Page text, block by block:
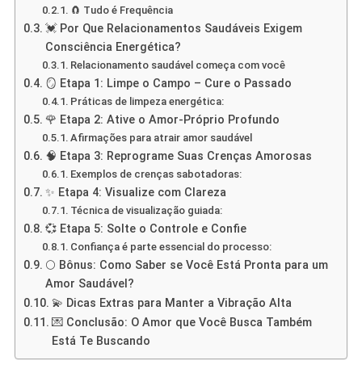
🧲 Tudo é Frequência
💓 Por Que Relacionamentos Saudáveis Exigem
Consciência Energética?
Relacionamento saudável começa com você
🪞 Etapa 1: Limpe o Campo – Cure o Passado
Práticas de limpeza energética:
🌹 Etapa 2: Ative o Amor-Próprio Profundo
Afirmações para atrair amor saudável
🧠 Etapa 3: Reprograme Suas Crenças Amorosas
Exemplos de crenças sabotadoras:
✨ Etapa 4: Visualize com Clareza
Técnica de visualização guiada:
💞 Etapa 5: Solte o Controle e Confie
Confiança é parte essencial do processo:
🌕 Bônus: Como Saber se Você Está Pronta para um
Amor Saudável?
💫 Dicas Extras para Manter a Vibração Alta
💌 Conclusão: O Amor que Você Busca Também
Está Te Buscando